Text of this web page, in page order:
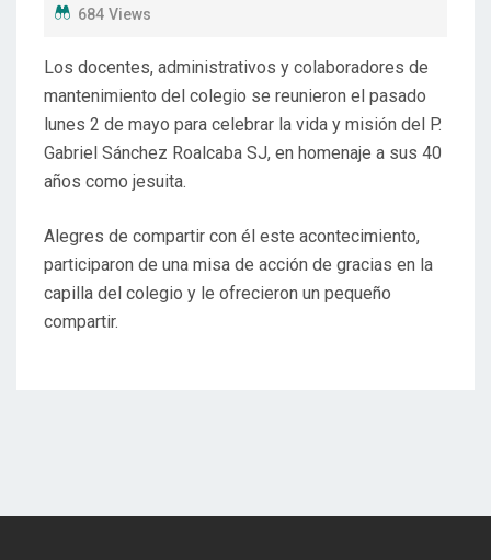
684 Views
Los docentes, administrativos y colaboradores de
mantenimiento del colegio se reunieron el pasado
lunes 2 de mayo para celebrar la vida y misión del P.
Gabriel Sánchez Roalcaba SJ, en homenaje a sus 40
años como jesuita.
Alegres de compartir con él este acontecimiento,
participaron de una misa de acción de gracias en la
capilla del colegio y le ofrecieron un pequeño
compartir.